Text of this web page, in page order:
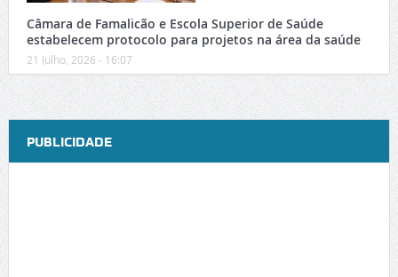
Câmara de Famalicão e Escola Superior de Saúde
estabelecem protocolo para projetos na área da saúde
21 Julho, 2026 - 16:07
PUBLICIDADE